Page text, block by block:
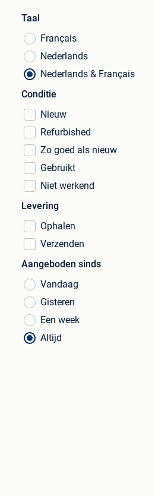
Taal
Français
Nederlands
Nederlands & Français
Conditie
Nieuw
Refurbished
Zo goed als nieuw
Gebruikt
Niet werkend
Levering
Ophalen
Verzenden
Aangeboden sinds
Vandaag
Gisteren
Een week
Altijd